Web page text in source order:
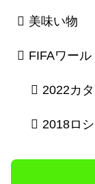
美味い物
FIFAワー
2022カ
2018ロ